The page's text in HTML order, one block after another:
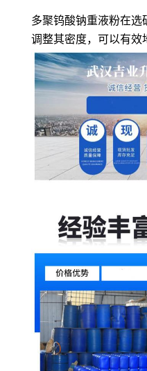
多聚钨酸钠重液粉在选
调整其密度，可以有效